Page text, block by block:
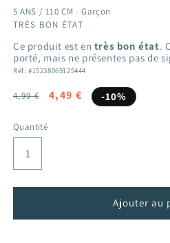
5 ANS / 110 CM -Garçon
TRÉS BON ÉTAT
Ce produit est en très bon état.
porté, mais ne présentes pas de
Réf: #15238069125444
Prix
4,99 €
Prix
4,49 € -10%
Quantité
Ajouter au